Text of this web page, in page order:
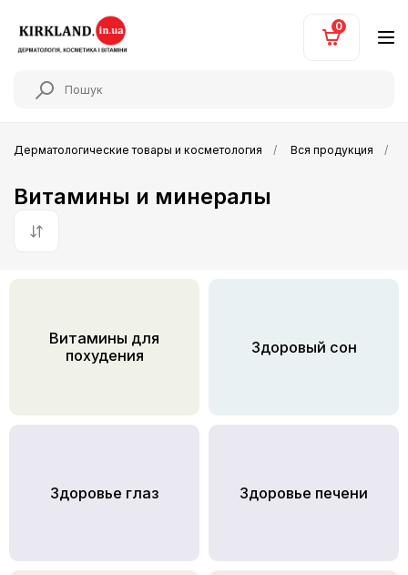
0
Дерматологические товары и косметология Вся продукция
Витамины и минералы
По умолчанию
Витамины для
похудения
Здоровый сон
Здоровье глаз Здоровье печени